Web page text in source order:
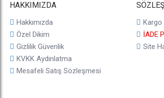
HAKKIMIZDA
Hakkımızda
Özel Dikim
Gizlilik Güvenlik
KVKK Aydınlatma
Mesafeli Satış Sözleşmesi
Kargo
İADE
Site